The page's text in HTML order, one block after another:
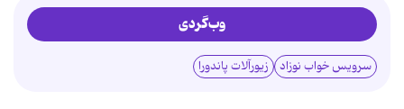
وب‌گردی
سرویس خواب نوزاد زیورآلات پاندورا